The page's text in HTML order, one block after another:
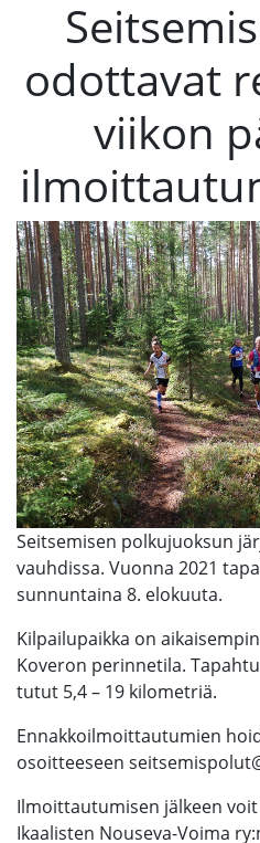
odottavat
viikon
Seitsemisen polkujuoksun
vauhdissa. Vuonna 2021
sunnuntaina 8. elokuuta.
Kilpailupaikka on
Koveron perinnetila.
tutut 5,4 – 19 kilometriä.
Ennakkoilmoittautumien
osoitteeseen
Ilmoittautumisen jälkeen
Ikaalisten Nouseva-Voima